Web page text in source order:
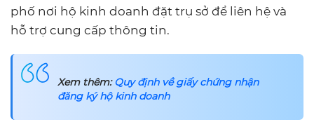
phố nơi hộ kinh doanh đặt trụ sở để liên hệ và
hỗ trợ cung cấp thông tin.
Xem thêm:Quy định về giấy chứng nhận
đăng ký hộ kinh doanh